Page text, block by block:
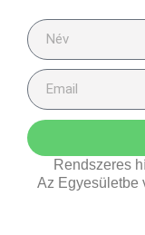
Rendszeres
Az Egyesületbe